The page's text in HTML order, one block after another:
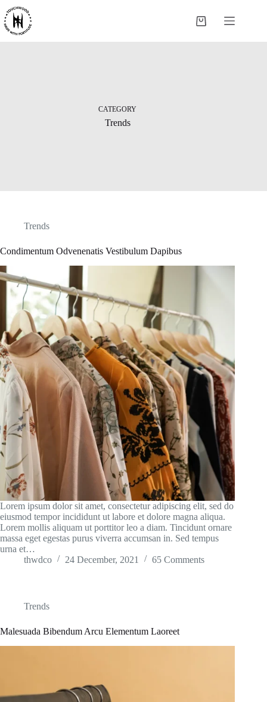
Skip
to
content
Shopping
CATEGORY
Trends
Trends
Condimentum Odvenenatis Vestibulum Dapibus
Lorem ipsum dolor sit amet, consectetur adipiscing elit, sed do
eiusmod tempor incididunt ut labore et dolore magna aliqua.
Lorem mollis aliquam ut porttitor leo a diam. Tincidunt ornare
massa eget egestas purus viverra accumsan in. Sed tempus
urna et…
thwdco
24 December, 2021 65 Comments
Trends
Malesuada Bibendum Arcu Elementum Laoreet